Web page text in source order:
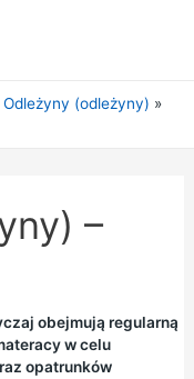
Odleżyny (odleżyny)
–
obejmują regularną
w celu
opatrunków